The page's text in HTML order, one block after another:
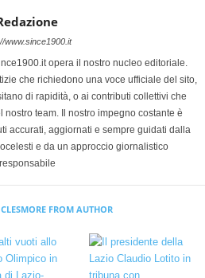
www.since1900.it
opera il nostro nucleo editoriale.
che richiedono una voce ufficiale del sito,
di rapidità, o ai contributi collettivi che
team. Il nostro impegno costante è
accurati, aggiornati e sempre guidati dalla
e da un approccio giornalistico
responsabile
MORE FROM AUTHOR